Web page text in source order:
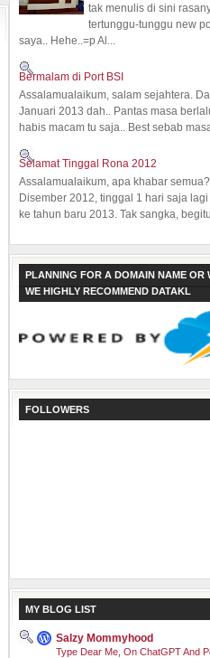
tak menulis di sini
tertunggu-tunggu new
saya.. Hehe..=p Al...
Bermalam di Port BSI
Assalamualaikum, salam sejahtera.
Januari 2013 dah.. Pantas masa
habis macam tu saja.. Best sebab
Selamat Tinggal Rona 2012
Assalamualaikum, apa khabar
Disember 2012, tinggal 1 hari saja
ke tahun baru 2013. Tak sangka,
PLANNING FOR A DOMAIN NAME OR
WE HIGHLY RECOMMEND DATAKL
FOLLOWERS
MY BLOG LIST
Salzy Mommyhood
Type Dear Me, On ChatGPT And